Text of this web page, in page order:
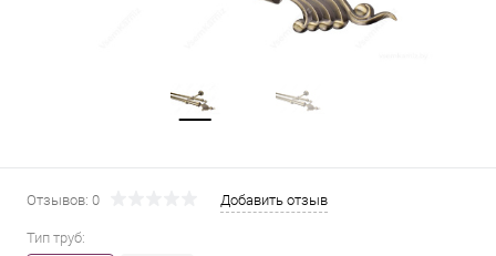
Отзывов: 0 Добавить отзыв
Тип труб: